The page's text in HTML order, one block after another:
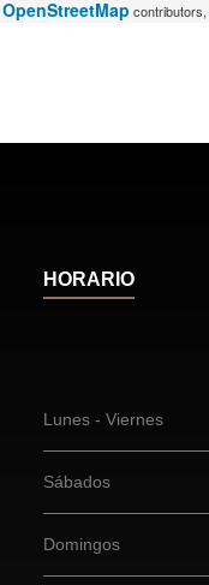
OpenStreetMap contributors,
HORARIO
Lunes - Viernes
Sábados
Domingos